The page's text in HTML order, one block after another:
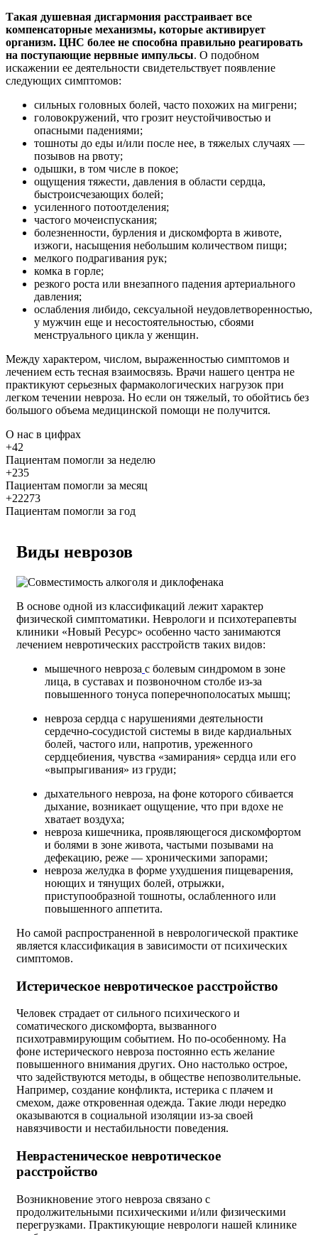
Такая душевная дисгармония расстраивает все
компенсаторные механизмы, которые активирует
организм. ЦНС более не способна правильно реагировать
на поступающие нервные импульсы. О подобном
искажении ее деятельности свидетельствует появление
следующих симптомов:
сильных головных болей, часто похожих на мигрени;
головокружений, что грозит неустойчивостью и
опасными падениями;
тошноты до еды и/или после нее, в тяжелых случаях —
позывов на рвоту;
одышки, в том числе в покое;
ощущения тяжести, давления в области сердца,
быстроисчезающих болей;
усиленного потоотделения;
частого мочеиспускания;
болезненности, бурления и дискомфорта в животе,
изжоги, насыщения небольшим количеством пищи;
мелкого подрагивания рук;
комка в горле;
резкого роста или внезапного падения артериального
давления;
ослабления либидо, сексуальной неудовлетворенностью,
у мужчин еще и несостоятельностью, сбоями
менструального цикла у женщин.
Между характером, числом, выраженностью симптомов и
лечением есть тесная взаимосвязь. Врачи нашего центра не
практикуют серьезных фармакологических нагрузок при
легком течении невроза. Но если он тяжелый, то обойтись без
большого объема медицинской помощи не получится.
О нас в цифрах
+42
Пациентам помогли за неделю
+235
Пациентам помогли за месяц
+22273
Пациентам помогли за год
Виды неврозов
В основе одной из классификаций лежит характер
физической симптоматики. Неврологи и психотерапевты
клиники «Новый Ресурс» особенно часто занимаются
лечением невротических расстройств таких видов:
мышечного невроза с болевым синдромом в зоне
лица, в суставах и позвоночном столбе из-за
повышенного тонуса поперечнополосатых мышц;
невроза сердца с нарушениями деятельности
сердечно-сосудистой системы в виде кардиальных
болей, частого или, напротив, уреженного
сердцебиения, чувства «замирания» сердца или его
«выпрыгивания» из груди;
дыхательного невроза, на фоне которого сбивается
дыхание, возникает ощущение, что при вдохе не
хватает воздуха;
невроза кишечника, проявляющегося дискомфортом
и болями в зоне живота, частыми позывами на
дефекацию, реже — хроническими запорами;
невроза желудка в форме ухудшения пищеварения,
ноющих и тянущих болей, отрыжки,
приступообразной тошноты, ослабленного или
повышенного аппетита.
Но самой распространенной в неврологической практике
является классификация в зависимости от психических
симптомов.
Истерическое невротическое расстройство
Человек страдает от сильного психического и
соматического дискомфорта, вызванного
психотравмирующим событием. Но по-особенному. На
фоне истерического невроза постоянно есть желание
повышенного внимания других. Оно настолько острое,
что задействуются методы, в обществе непозволительные.
Например, создание конфликта, истерика с плачем и
смехом, даже откровенная одежда. Такие люди нередко
оказываются в социальной изоляции из-за своей
навязчивости и нестабильности поведения.
Неврастеническое невротическое
расстройство
Возникновение этого невроза связано с
продолжительными психическими и/или физическими
перегрузками. Практикующие неврологи нашей клинике